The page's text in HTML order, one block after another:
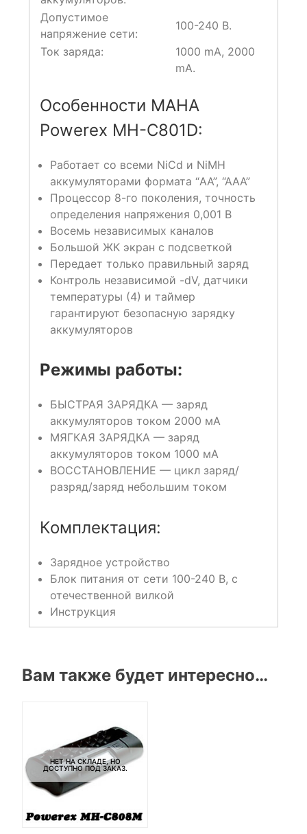
Допустимое
напряжение сети:
100-240 В.
Ток заряда:
1000 mA, 2000
mA.
Особенности MAHA
Powerex MH-C801D:
Работает со всеми NiCd и NiMH
аккумуляторами формата “AA”, “AAA”
Процессор 8-го поколения, точность
определения напряжения 0,001 В
Восемь независимых каналов
Большой ЖК экран с подсветкой
Передает только правильный заряд
Контроль независимой -dV, датчики
температуры (4) и таймер
гарантируют безопасную зарядку
аккумуляторов
Режимы работы:
БЫСТРАЯ ЗАРЯДКА — заряд
аккумуляторов током 2000 мА
МЯГКАЯ ЗАРЯДКА — заряд
аккумуляторов током 1000 мА
ВОССТАНОВЛЕНИЕ — цикл заряд/
разряд/заряд небольшим током
Комплектация:
Зарядное устройство
Блок питания от сети 100-240 В, с
отечественной вилкой
Инструкция
Вам также будет интересно…
НЕТ НА СКЛАДЕ, НО
ДОСТУПНО ПОД ЗАКАЗ.